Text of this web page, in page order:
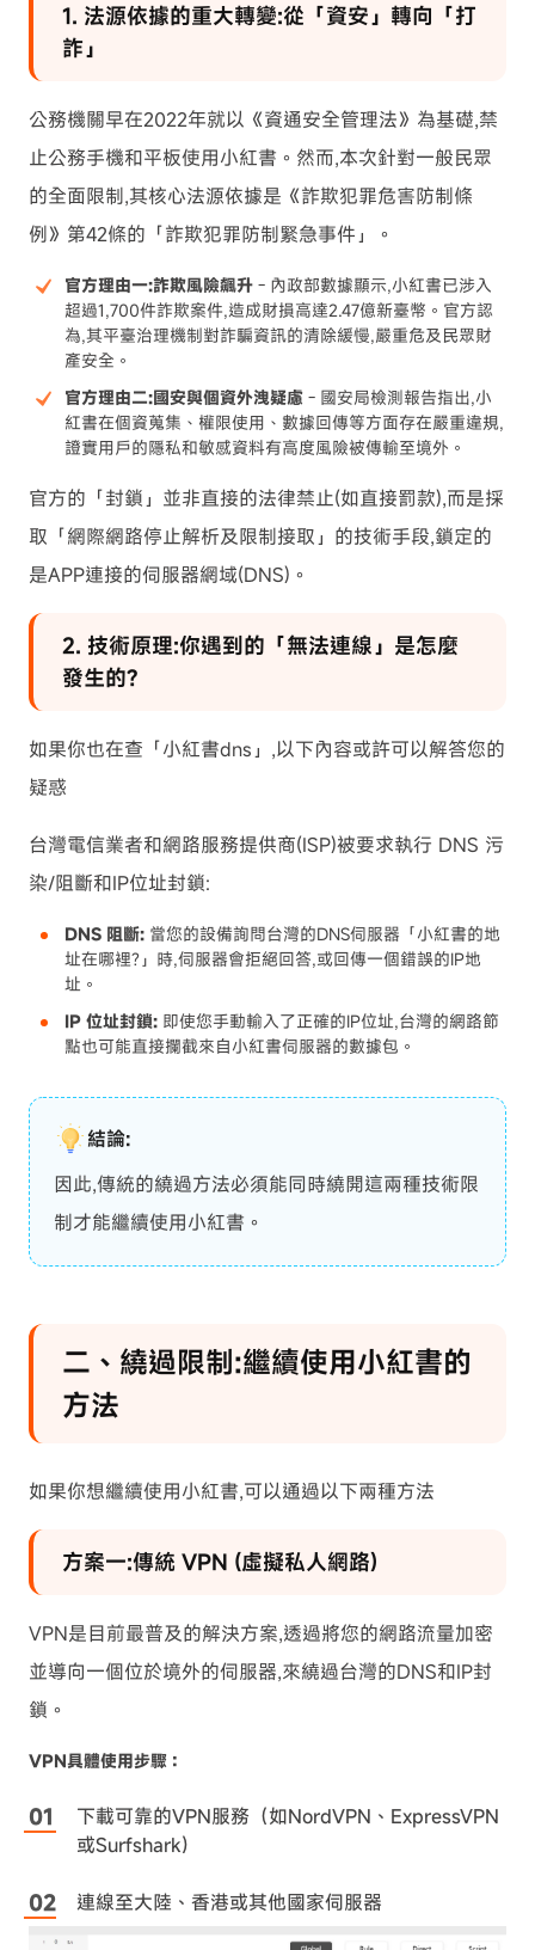
1. 法源依據的重大轉變:從「資安」轉向「打
詐」
公務機關早在2022年就以《資通安全管理法》為基礎,禁
止公務手機和平板使用小紅書。然而,本次針對一般民眾
的全面限制,其核心法源依據是《詐欺犯罪危害防制條
例》第42條的「詐欺犯罪防制緊急事件」。
官方理由一:詐欺風險飆升 - 內政部數據顯示,小紅書已涉入
超過1,700件詐欺案件,造成財損高達2.47億新臺幣。官方認
為,其平臺治理機制對詐騙資訊的清除緩慢,嚴重危及民眾財
產安全。
官方理由二:國安與個資外洩疑慮 - 國安局檢測報告指出,小
紅書在個資蒐集、權限使用、數據回傳等方面存在嚴重違規,
證實用戶的隱私和敏感資料有高度風險被傳輸至境外。
官方的「封鎖」並非直接的法律禁止(如直接罰款),而是採
取「網際網路停止解析及限制接取」的技術手段,鎖定的
是APP連接的伺服器網域(DNS)。
2. 技術原理:你遇到的「無法連線」是怎麼
發生的?
如果你也在查「小紅書dns」,以下內容或許可以解答您的
疑惑
台灣電信業者和網路服務提供商(ISP)被要求執行 DNS 污
染/阻斷和IP位址封鎖:
DNS 阻斷: 當您的設備詢問台灣的DNS伺服器「小紅書的地
址在哪裡?」時,伺服器會拒絕回答,或回傳一個錯誤的IP地
址。
IP 位址封鎖: 即使您手動輸入了正確的IP位址,台灣的網路節
點也可能直接攔截來自小紅書伺服器的數據包。
結論:
因此,傳統的繞過方法必須能同時繞開這兩種技術限
制才能繼續使用小紅書。
二、繞過限制:繼續使用小紅書的
方法
如果你想繼續使用小紅書,可以通過以下兩種方法
方案一:傳統 VPN (虛擬私人網路)
VPN是目前最普及的解決方案,透過將您的網路流量加密
並導向一個位於境外的伺服器,來繞過台灣的DNS和IP封
鎖。
VPN具體使用步驟：
下載可靠的VPN服務（如NordVPN、ExpressVPN
或Surfshark）
連線至大陸、香港或其他國家伺服器